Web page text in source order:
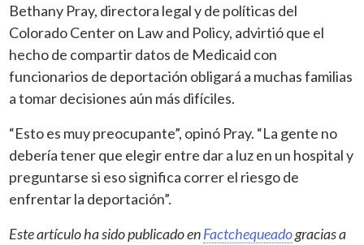
Bethany Pray, directora legal y de políticas del
Colorado Center on Law and Policy, advirtió que el
hecho de compartir datos de Medicaid con
funcionarios de deportación obligará a muchas familias
a tomar decisiones aún más difíciles.
“Esto es muy preocupante”, opinó Pray. “La gente no
debería tener que elegir entre dar a luz en un hospital y
preguntarse si eso significa correr el riesgo de
enfrentar la deportación”.
Este artículo ha sido publicado enFactchequeadogracias a